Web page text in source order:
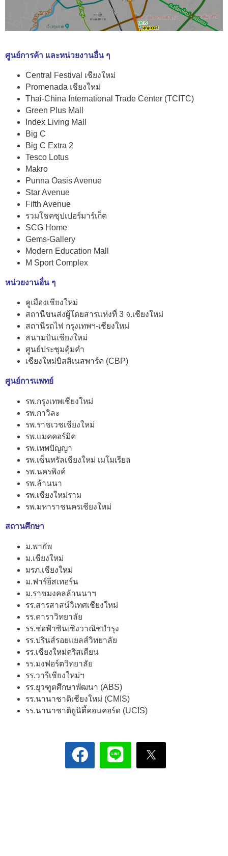
ศูนย์การค้า และหน่วยงานอื่น ๆ
Central Festival เชียงใหม่
Promenada เชียงใหม่
Thai-China International Trade Center (TCITC)
Green Plus Mall
Index Living Mall
Big C
Big C Extra 2
Tesco Lotus
Makro
Punna Oasis Avenue
Star Avenue
Fifth Avenue
รวมโชคซุปเปอร์มาร์เก็ต
SCG Home
Gems-Gallery
Modern Education Mall
M Sport Complex
หน่วยงานอื่น ๆ
คูเมืองเชียงใหม่
สถานีขนส่งผู้โดยสารแห่งที่ 3 จ.เชียงใหม่
สถานีรถไฟ กรุงเทพฯ-เชียงใหม่
สนามบินเชียงใหม่
ศูนย์ประชุมคุ้มคำ
เชียงใหม่บิสสิเนสพาร์ค (CBP)
ศูนย์การแพทย์
รพ.กรุงเทพเชียงใหม่
รพ.กาวิละ
รพ.ราชเวชเชียงใหม่
รพ.แมคคอร์มิค
รพ.เทพปัญญา
รพ.เซ็นทรัลเชียงใหม่ เมโมเรียล
รพ.นครพิงค์
รพ.ล้านนา
รพ.เชียงใหม่ราม
รพ.มหาราชนครเชียงใหม่
สถานศึกษา
ม.พายัพ
ม.เชียงใหม่
มรภ.เชียงใหม่
ม.ฟาร์อีสเทอร์น
ม.ราชมงคลล้านนาฯ
รร.สารสาสน์วิเทศเชียงใหม่
รร.ดาราวิทยาลัย
รร.ช่อฟ้าซินเซิงวาณิชบำรุง
รร.ปรินส์รอยแยลส์วิทยาลัย
รร.เชียงใหม่คริสเตียน
รร.มงฟอร์ตวิทยาลัย
รร.วารีเชียงใหม่ฯ
รร.ยุวฑูตศึกษาพัฒนา (ABS)
รร.นานาชาติเชียงใหม่ (CMIS)
รร.นานาชาติยูนิตี้คอนคอร์ด (UCIS)